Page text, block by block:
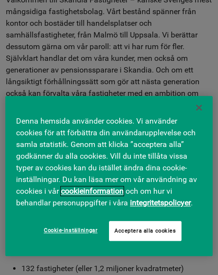
mångsidiga fastighetsbolag. Vårt bestånd spänner från
kontor och bostäder till handelsplatser och
samhällsfastigheter, från Malmö till Uppsala. Vi berättar
dessutom gärna om vår paroll: att vi har rum för fler.
Självklart handlar det om våra kunder, men också om
generationer av pensionssparare i Skandia. Och om ett
långsiktigt förhållningssätt som gör att nästa generation
också kan förvalta våra fastigheter med en ambition om
Det där sista innefattar en hel del, inte minst att vi ser värdet
i det som redan finns runtomkring oss. Så när vi behöver
bygga om gör vi det på hållbara sätt, genom att återbruka,
göra omsorgsfulla val och tänka flexibilitet. Att vara värd för
tiotusentals personer innebär också en viktig uppgift i att
stärka förutsättningarna för hälsosamma liv. För oss
handlar det såväl om bra luft, ljus, ljud och material som att
För att inte tappa ditt intresse har vi sparat sifforna till sist,
132 fastigheter (eller 1,2 miljoner kvadratmeter)
Denna hemsida använder cookies. Vi använder
cookies för att förbättra din användarupplevelse och
samla statistik. Genom att klicka ”acceptera alla”
godkänner du alla cookies. Vill du inte tillåta vissa
typer av cookies kan du istället ändra dina cookie-
inställningar. Du kan läsa mer om vår användning av
cookies i vårcookieinformation och om hur vi
behandlar personuppgifter i våra integritetspolicyer.
Cookie-inställningar Acceptera alla cookies